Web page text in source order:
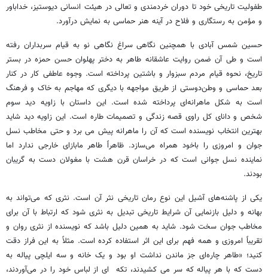
طفولیت تاریخی خود تا دوران خردمندی و تعالی در هیئت انسانی دیوستیز، خداباور
و مؤمن به رستگاری و فلاح در آینه هنر حماسی به نمایش درآورد.
حسین شمس آبادی با همچنین نگاهی سراغ نگاهی نو به قیام سربداران رفته
است و طی آن ضمن روایت عاشقانه طاهر به دختر پهلوان حسن حمزه در بستر
تاریخ، نحوه قیام مردم سبزوار و باشتین پرداخته است. وجوه عاطفی کار در کنار
بعد حماسی و وطن‌دوستی از طریق مواجهه با دیگری که مهاجم به خاک و فرهنگ
است به شکل ماهرانه‌ای پرداخته شده است. این داستان با زاویه دید سوم
شخص و دانای کل راوی قصه زندگی و تصمیمات طاره است. این زاویه دید شاید
بهترین انتخاب نویسنده است که آن را ماهرانه پیش می برد و حتی مخاطب نسل
جوان و امروزی را باخود همراه می‌سازد. ظاهراً طاهر مابازای خارجی ندارد اما
نماینده نسل جوانی است که در خراسان قرن هشت با مغولان دست به گریبان
بودند.
یکی از پاشنه‌های آشیل این نوع رمان تاریخی نثر آن است. نثری که می‌تواند به
بهانه و دلیل بازنمایی آن شرایط تاریخی تبدیل به نثری شود که ارتباط با آن برای
مخاطب جوان سخت شود. شاید به همین دلیل باشد که نویسنده از نثری روان و
تقریباً امروزی و همه فهم برای این اثر استفاده کرده است. مثلاً به این فراز دقت
کنید؛ «طاهر چاره‌ای جز ماندن نداشت او بود و یک خانه و سه ایلچی پیاله به
دست که با هر پیاله که سر می کشیدند، تکه ‌ ای از لباس خود را در می‌آوردند،